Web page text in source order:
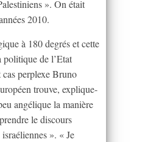
». On était
2010.
à 180 degrés et cette
politique de l’Etat
perplexe Bruno
trouve, explique-
angélique la manière
le discours
». « Je